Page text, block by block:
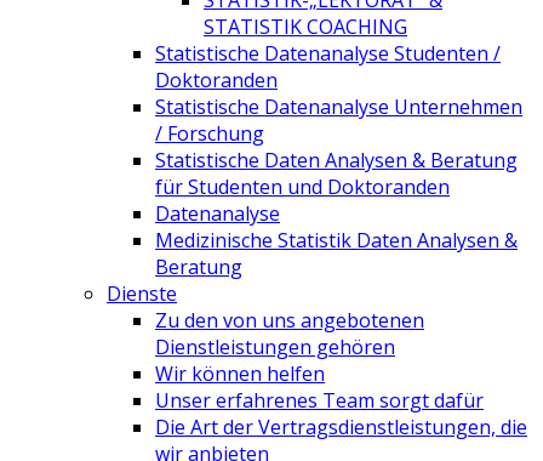
STATISTIK COACHING
Statistische Datenanalyse Studenten /
Doktoranden
Statistische Datenanalyse Unternehmen
/ Forschung
Statistische Daten Analysen & Beratung
für Studenten und Doktoranden
Datenanalyse
Medizinische Statistik Daten Analysen &
Beratung
Dienste
Zu den von uns angebotenen
Dienstleistungen gehören
Wir können helfen
Unser erfahrenes Team sorgt dafür
Die Art der Vertragsdienstleistungen, die
wir anbieten